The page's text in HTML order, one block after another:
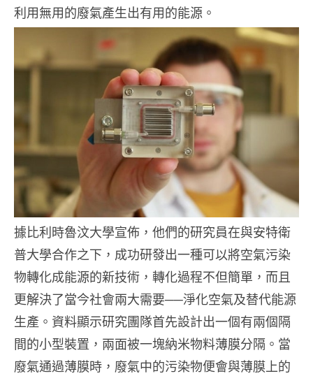
利用無用的廢氣產生出有用的能源。
據比利時魯汶大學宣佈，他們的研究員在與安特衛
普大學合作之下，成功研發出一種可以將空氣污染
物轉化成能源的新技術，轉化過程不但簡單，而且
更解決了當今社會兩大需要──淨化空氣及替代能源
生產。資料顯示研究團隊首先設計出一個有兩個隔
間的小型裝置，兩面被一塊納米物料薄膜分隔。當
廢氣通過薄膜時，廢氣中的污染物便會與薄膜上的